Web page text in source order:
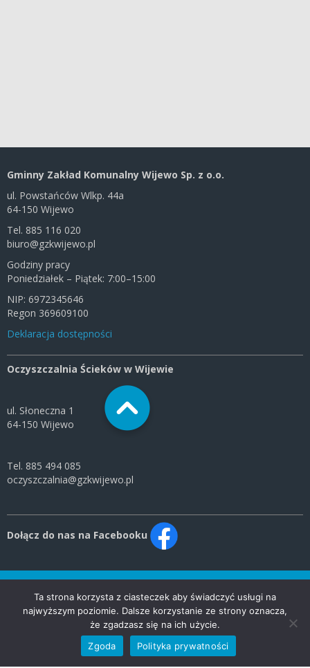
Gminny Zakład Komunalny Wijewo Sp. z o.o.
ul. Powstańców Wlkp. 44a
64-150 Wijewo
Tel. 885 116 020
biuro@gzkwijewo.pl
Godziny pracy
Poniedziałek – Piątek: 7:00–15:00
NIP: 6972345646
Regon 369609100
Deklaracja dostępności
Oczyszczalnia Ścieków w Wijewie
ul. Słoneczna 1
64-150 Wijewo
Tel. 885 494 085
oczyszczalnia@gzkwijewo.pl
Dołącz do nas na Facebooku
© 2020 Gminny Zakład Komunalny Wijewo Sp. z o. o. | Wszelkie prawa
zastrzeżone
Designed byYANIK Agencja Reklamowa Sp. z o.o.
Ta strona korzysta z ciasteczek aby świadczyć usługi na
najwyższym poziomie. Dalsze korzystanie ze strony oznacza,
że zgadzasz się na ich użycie.
Zgoda
Polityka prywatności